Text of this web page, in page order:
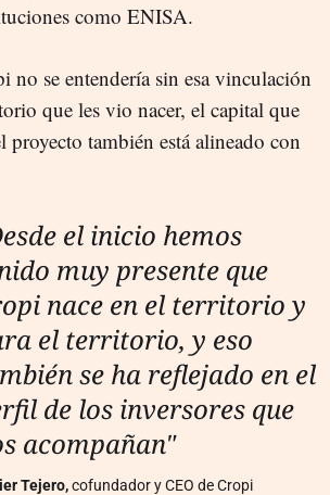
como ENISA.
no se entendería sin esa vinculación
que les vio nacer, el capital que
proyecto también está alineado con
el inicio hemos
muy presente que
nace en el territorio y
el territorio, y eso
se ha reflejado en el
de los inversores que
acompañan"
Tejero,cofundador y CEO de Cropi